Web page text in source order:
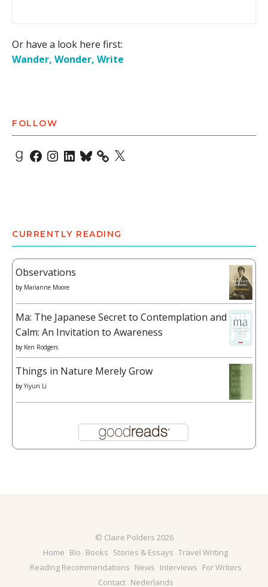
Or have a look here first:
Wander, Wonder, Write
FOLLOW
Goodreads
Facebook
Instagram
LinkedIn
Bluesky X
CURRENTLY READING
Observations
by Marianne Moore
Ma: The Japanese Secret to Contemplation and
Calm: An Invitation to Awareness
by Ken Rodgers
Things in Nature Merely Grow
by Yiyun Li
© Claire Polders 2026
Home Bio Books Stories & Essays Travel Writing
Reading Recommendations News Interviews For Writers
Contact Nederlands